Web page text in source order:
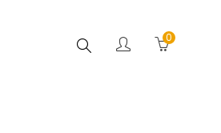
Buscar 0